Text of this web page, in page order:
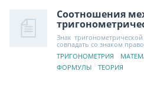
Соотношения
Знак
совпадать со знаком
ТРИГОНОМЕТРИЯ
ФОРМУЛЫ
ТЕОРИЯ